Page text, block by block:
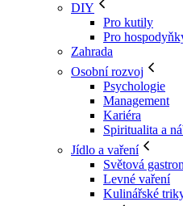
DIY
Pro kutily
Pro
Zahrada
Osobní rozvoj
Psychologie
Management
Kariéra
Spiritualita a
Jídlo a vaření
Světová
Levné vaření
Kulinářské